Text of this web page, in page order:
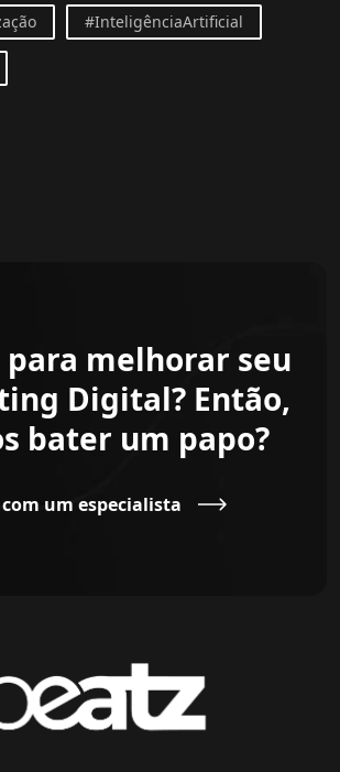
#InteligênciaArtificial
para melhorar seu
Digital? Então,
bater um papo?
com um especialista